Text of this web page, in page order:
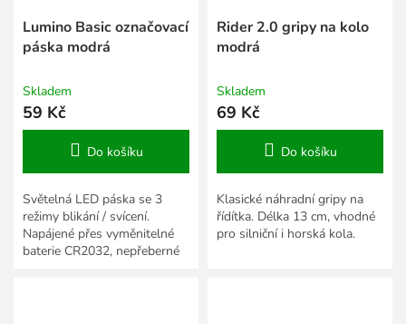
Lumino Basic označovací
páska modrá
Skladem
59 Kč
Do košíku
Světelná LED páska se 3
režimy blikání / svícení.
Napájené přes vyměnitelné
baterie CR2032, nepřeberné
Rider 2.0 gripy na kolo
modrá
Skladem
69 Kč
Do košíku
Klasické náhradní gripy na
řídítka. Délka 13 cm, vhodné
pro silniční i horská kola.